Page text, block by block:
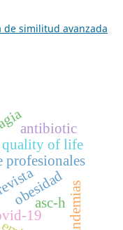
similitud avanzada
19
profesionales
obesidad
quality of life
asc-h pandemias
antibiotic